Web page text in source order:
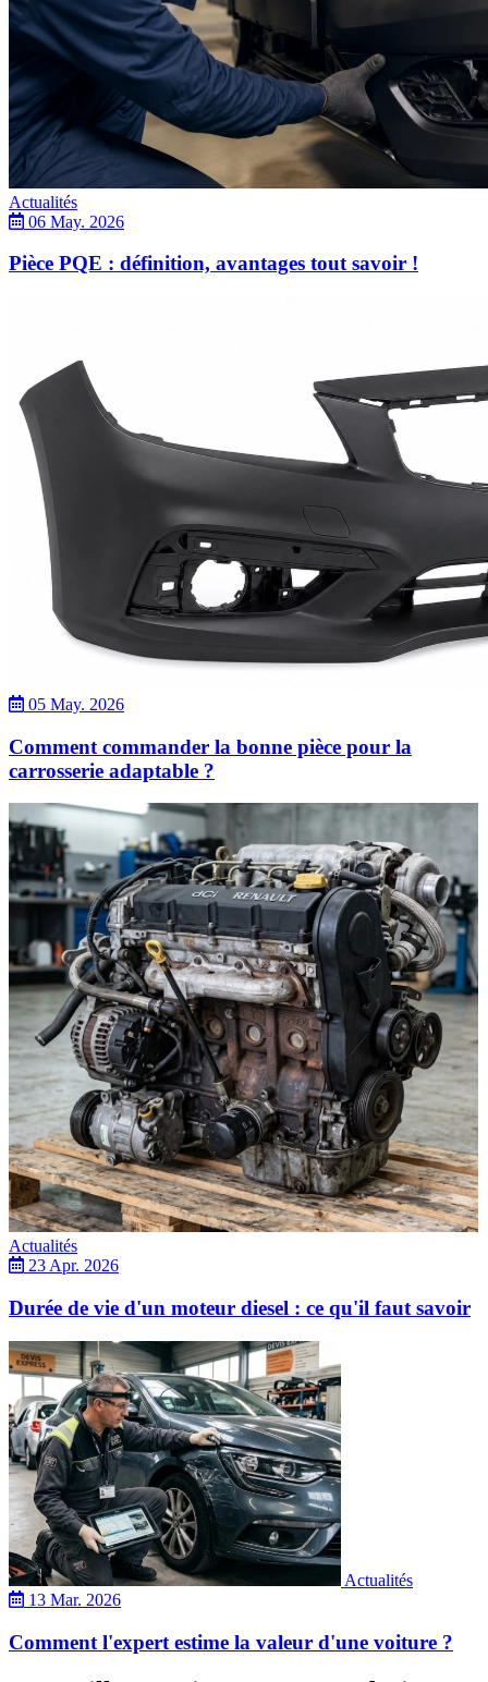
Actualités
06 May. 2026
Pièce PQE : définition, avantages tout savoir !
05 May. 2026
Comment commander la bonne pièce pour la
carrosserie adaptable ?
Actualités
23 Apr. 2026
Durée de vie d'un moteur diesel : ce qu'il faut savoir
Actualités
13 Mar. 2026
Comment l'expert estime la valeur d'une voiture ?